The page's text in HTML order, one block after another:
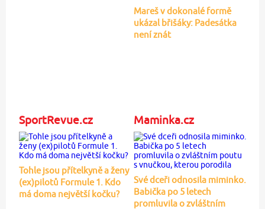
Mareš v dokonalé formě
ukázal břišáky: Padesátka
není znát
SportRevue.cz
Tohle jsou přítelkyně a ženy
(ex)pilotů Formule 1. Kdo
má doma největší kočku?
Maminka.cz
Své dceři odnosila miminko.
Babička po 5 letech
promluvila o zvláštním